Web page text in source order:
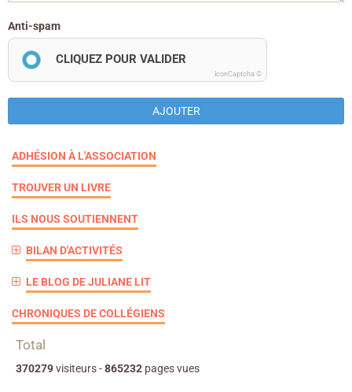
Anti-spam
CLIQUEZ POUR VALIDER
IconCaptcha ©
AJOUTER
ADHÉSION À L'ASSOCIATION
TROUVER UN LIVRE
ILS NOUS SOUTIENNENT
BILAN D'ACTIVITÉS
LE BLOG DE JULIANE LIT
CHRONIQUES DE COLLÉGIENS
Total
370279visiteurs -865232 pages vues